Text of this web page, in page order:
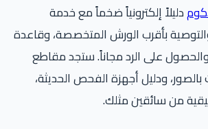
دليلاً إلكترونياً ضخماً مع خدمة
بأقرب الورش المتخصصة، وقاعدة
على الرد مجاناً. ستجد مقاطع
ودليل أجهزة الفحص الحديثة،
سائقين مثلك.